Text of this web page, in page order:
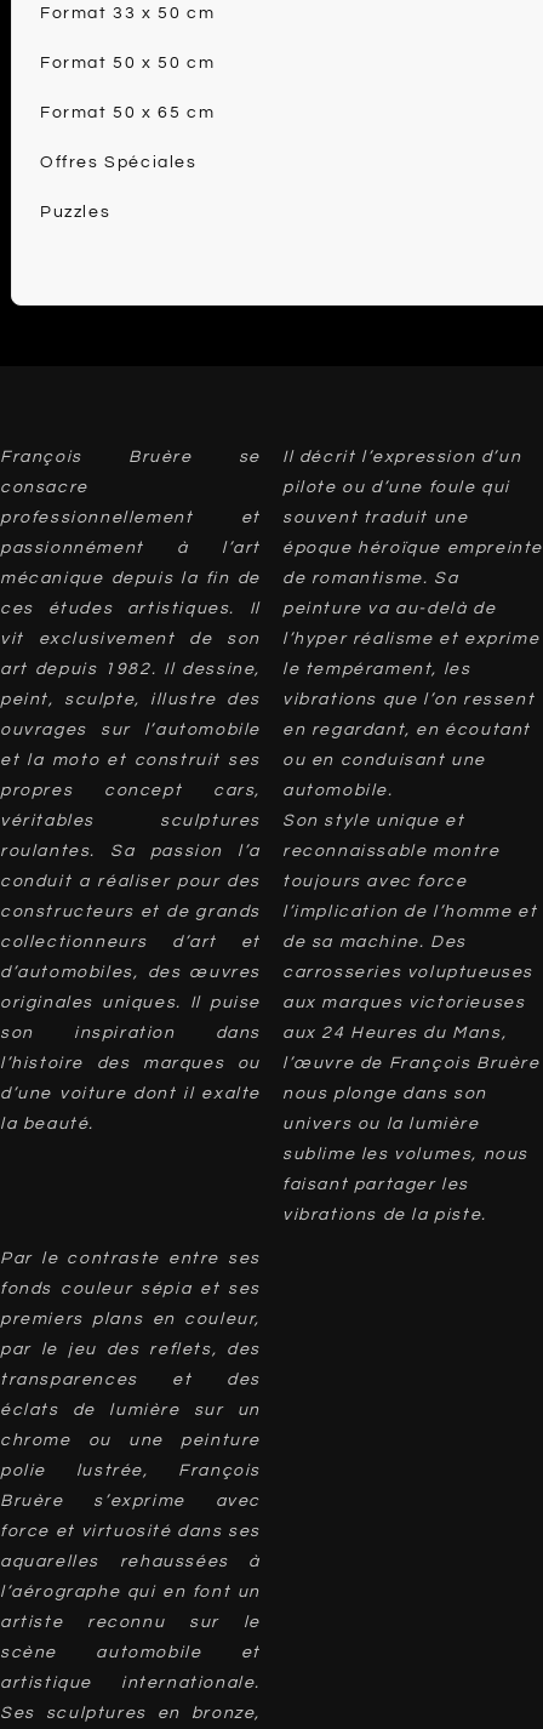
Format 33 x 50 cm
Format 50 x 50 cm
Format 50 x 65 cm
Offres Spéciales
Puzzles
François Bruère se
consacre
professionnellement et
passionnément à l’art
mécanique depuis la fin de
ces études artistiques. Il
vit exclusivement de son
art depuis 1982. Il dessine,
peint, sculpte, illustre des
ouvrages sur l’automobile
et la moto et construit ses
propres concept cars,
véritables sculptures
roulantes. Sa passion l’a
conduit a réaliser pour des
constructeurs et de grands
collectionneurs d’art et
d’automobiles, des œuvres
originales uniques. Il puise
son inspiration dans
l’histoire des marques ou
d’une voiture dont il exalte
la beauté.
Il décrit l’expression d’un
pilote ou d’une foule qui
souvent traduit une
époque héroïque empreinte
de romantisme. Sa
peinture va au-delà de
l’hyper réalisme et exprime
le tempérament, les
vibrations que l’on ressent
en regardant, en écoutant
ou en conduisant une
automobile.
Son style unique et
reconnaissable montre
toujours avec force
l’implication de l’homme et
de sa machine. Des
carrosseries voluptueuses
aux marques victorieuses
aux 24 Heures du Mans,
l’œuvre de François Bruère
nous plonge dans son
univers ou la lumière
sublime les volumes, nous
faisant partager les
vibrations de la piste.
Par le contraste entre ses
fonds couleur sépia et ses
premiers plans en couleur,
par le jeu des reflets, des
transparences et des
éclats de lumière sur un
chrome ou une peinture
polie lustrée, François
Bruère s’exprime avec
force et virtuosité dans ses
aquarelles rehaussées à
l’aérographe qui en font un
artiste reconnu sur le
scène automobile et
artistique internationale.
Ses sculptures en bronze,